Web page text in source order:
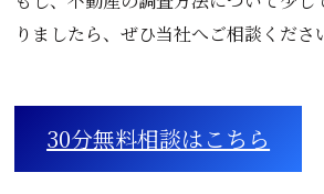
りましたら、ぜひ当社へご相談くださ
30分無料相談はこちら